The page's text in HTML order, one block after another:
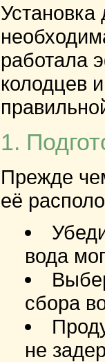
работала
колодцев
1.
Прежде
её
вода
сбора
не